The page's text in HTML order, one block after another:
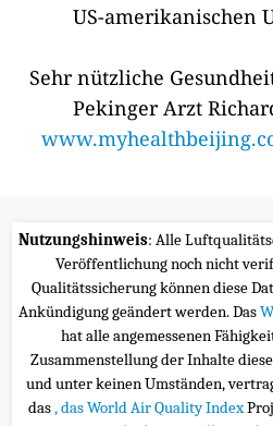
US-amerikanischen
Sehr nützliche
Pekinger Arzt
Nutzungshinweis: Alle
Veröffentlichung noch nicht
Qualitätssicherung können diese
Ankündigung geändert werden. Das
hat alle angemessenen
Zusammenstellung der Inhalte
und unter keinen Umständen,
das, das World Air Quality Index